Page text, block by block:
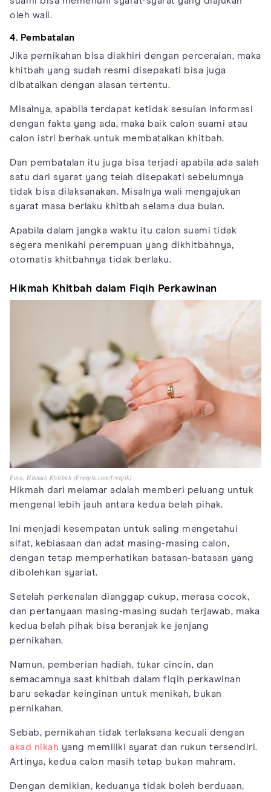
oleh wali.
4. Pembatalan
Jika pernikahan bisa diakhiri dengan perceraian, maka
khitbah yang sudah resmi disepakati bisa juga
dibatalkan dengan alasan tertentu.
Misalnya, apabila terdapat ketidak sesuian informasi
dengan fakta yang ada, maka baik calon suami atau
calon istri berhak untuk membatalkan khitbah.
Dan pembatalan itu juga bisa terjadi apabila ada salah
satu dari syarat yang telah disepakati sebelumnya
tidak bisa dilaksanakan. Misalnya wali mengajukan
syarat masa berlaku khitbah selama dua bulan.
Apabila dalam jangka waktu itu calon suami tidak
segera menikahi perempuan yang dikhitbahnya,
otomatis khitbahnya tidak berlaku.
Hikmah Khitbah dalam Fiqih Perkawinan
Foto: Hikmah Khitbah (Freepik.com/freepik)
Hikmah dari melamar adalah memberi peluang untuk
mengenal lebih jauh antara kedua belah pihak.
Ini menjadi kesempatan untuk saling mengetahui
sifat, kebiasaan dan adat masing-masing calon,
dengan tetap memperhatikan batasan-batasan yang
dibolehkan syariat.
Setelah perkenalan dianggap cukup, merasa cocok,
dan pertanyaan masing-masing sudah terjawab, maka
kedua belah pihak bisa beranjak ke jenjang
pernikahan.
Namun, pemberian hadiah, tukar cincin, dan
semacamnya saat khitbah dalam fiqih perkawinan
baru sekadar keinginan untuk menikah, bukan
pernikahan.
Sebab, pernikahan tidak terlaksana kecuali dengan
akad nikah yang memiliki syarat dan rukun tersendiri.
Artinya, kedua calon masih tetap bukan mahram.
Dengan demikian, keduanya tidak boleh berduaan,